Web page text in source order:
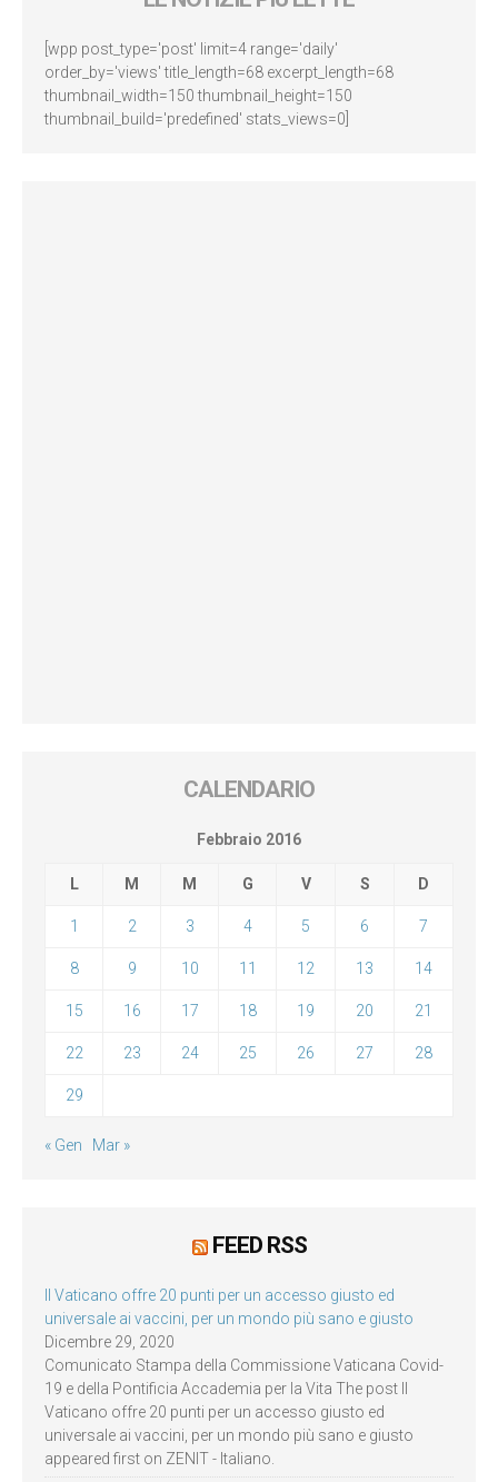
[wpp post_type='post' limit=4 range='daily'
order_by='views' title_length=68 excerpt_length=68
thumbnail_width=150 thumbnail_height=150
thumbnail_build='predefined' stats_views=0]
CALENDARIO
Febbraio 2016
L M M G V S D
1 2 3 4 5 6 7
8 9 10 11 12 13 14
15 16 17 18 19 20 21
22 23 24 25 26 27 28
29
« Gen Mar »
FEED RSS
Il Vaticano offre 20 punti per un accesso giusto ed
universale ai vaccini, per un mondo più sano e giusto
Dicembre 29, 2020
Comunicato Stampa della Commissione Vaticana Covid-
19 e della Pontificia Accademia per la Vita The post Il
Vaticano offre 20 punti per un accesso giusto ed
universale ai vaccini, per un mondo più sano e giusto
appeared first on ZENIT - Italiano.